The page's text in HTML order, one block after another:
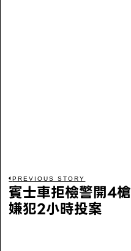
PREVIOUS STORY
賓士車拒檢警開4槍
嫌犯2小時投案